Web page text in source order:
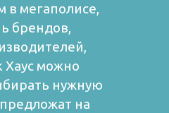
мегаполисе,
брендов,
Хаус можно
нужную
на